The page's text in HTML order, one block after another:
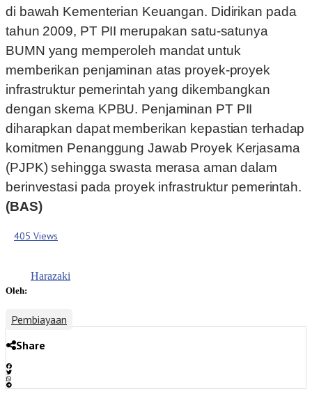
di bawah Kementerian Keuangan. Didirikan pada
tahun 2009, PT PII merupakan satu-satunya
BUMN yang memperoleh mandat untuk
memberikan penjaminan atas proyek-proyek
infrastruktur pemerintah yang dikembangkan
dengan skema KPBU. Penjaminan PT PII
diharapkan dapat memberikan kepastian terhadap
komitmen Penanggung Jawab Proyek Kerjasama
(PJPK) sehingga swasta merasa aman dalam
berinvestasi pada proyek infrastruktur pemerintah.
(BAS)
405 Views
Oleh:
Harazaki
Pembiayaan
Share